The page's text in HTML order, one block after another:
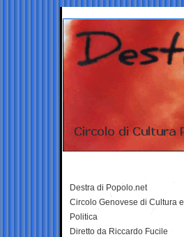
Destra di Popolo.net
Circolo Genovese di Cultura e
Politica
Diretto da Riccardo Fucile